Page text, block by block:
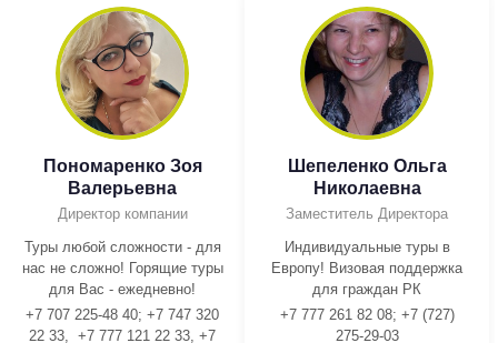
Пономаренко Зоя
Валерьевна
Директор компании
Туры любой сложности - для
нас не сложно! Горящие туры
для Вас - ежедневно!
+7 707 225-48 40; +7 747 320
22 33, +7 777 121 22 33, +7
Шепеленко Ольга
Николаевна
Заместитель Директора
Индивидуальные туры в
Европу! Визовая поддержка
для граждан РК
+7 777 261 82 08; +7 (727)
275-29-03